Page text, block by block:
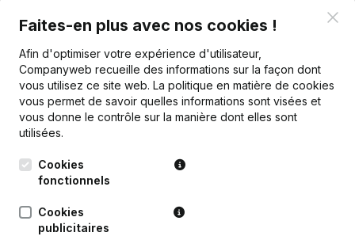
Faites-en plus avec nos cookies !
Afin d'optimiser votre expérience d'utilisateur,
Companyweb recueille des informations sur la façon dont
vous utilisez ce site web. La politique en matière de cookies
vous permet de savoir quelles informations sont visées et
vous donne le contrôle sur la manière dont elles sont
utilisées.
Cookies
fonctionnels
Cookies
publicitaires
Français
Kantorenpark Everest
Leuvensesteenweg
1800 Vilvoorde
Produit
Informations d’entreprise
Monitoring